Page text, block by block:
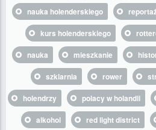
nauka holenderskiego
kurs holenderskiego
nauka
mieszkanie
szklarnia
rower
holendrzy
polacy w holandii
alkohol
red light district